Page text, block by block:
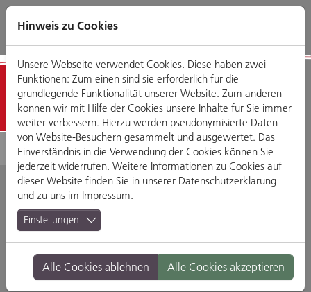
Direkt
zum
Zum
Hauptmenü
Zum
Footermenü
Zur
Website-
Donau-Einkaufszentrum
Die große Shopping-
Vielfalt im Donau-
Einkaufszentrum
Hinweis zu Cookies
Unsere Webseite verwendet Cookies. Diese haben zwei
Funktionen: Zum einen sind sie erforderlich für die
grundlegende Funktionalität unserer Website. Zum anderen
können wir mit Hilfe der Cookies unsere Inhalte für Sie immer
weiter verbessern. Hierzu werden pseudonymisierte Daten
von Website-Besuchern gesammelt und ausgewertet. Das
Einverständnis in die Verwendung der Cookies können Sie
jederzeit widerrufen. Weitere Informationen zu Cookies auf
dieser Website finden Sie in unserer Datenschutzerklärung
und zu uns im Impressum.
Einstellungen
Alle Cookies ablehnen Alle Cookies akzeptieren